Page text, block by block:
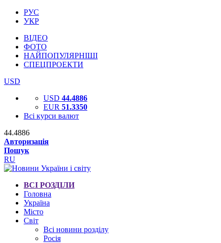
РУС
УКР
ВІДЕО
ФОТО
НАЙПОПУЛЯРНІШІ
СПЕЦПРОЕКТИ
USD
USD 44.4886
EUR 51.3350
Всі курси валют
44.4886
Авторизація
Пошук
RU
ВСІ РОЗДІЛИ
Головна
Україна
Місто
Світ
Всі новини розділу
Росія